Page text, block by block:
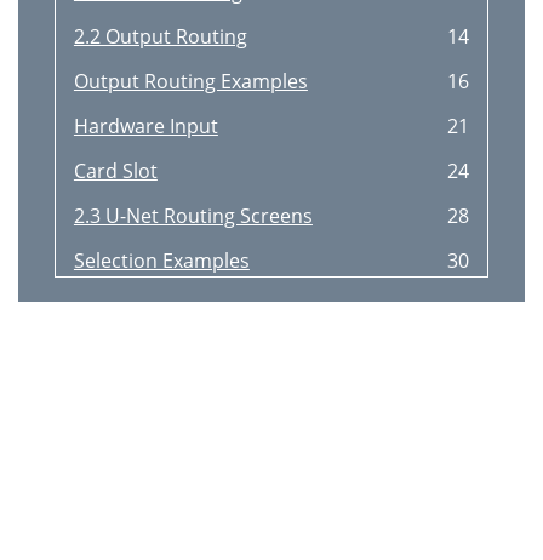
2.2 Output Routing
14
Output Routing Examples
16
Hardware Input
21
Card Slot
24
2.3 U-Net Routing Screens
28
Selection Examples
30
2.4 DS3232 Routing Macros
36